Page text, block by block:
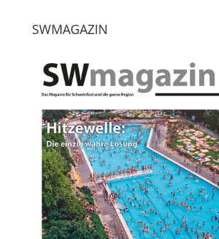
SWMAGAZIN